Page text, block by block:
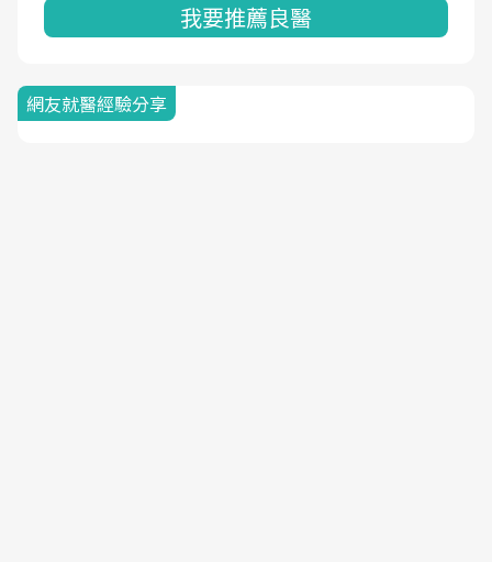
我要推薦良醫
網友就醫經驗分享